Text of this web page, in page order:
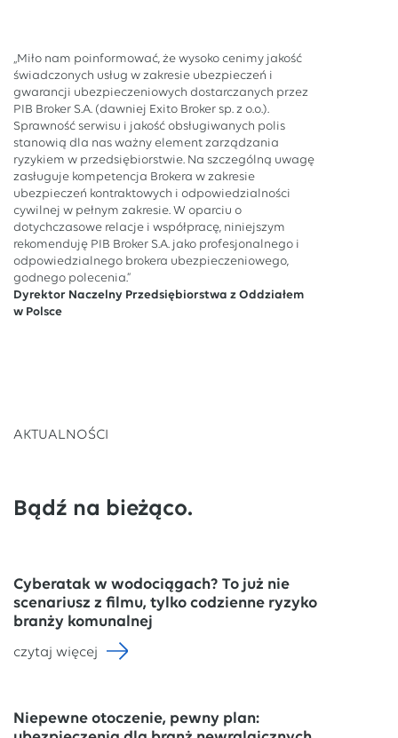
„Miło nam poinformować, że wysoko cenimy jakość
świadczonych usług w zakresie ubezpieczeń i
gwarancji ubezpieczeniowych dostarczanych przez
PIB Broker S.A. (dawniej Exito Broker sp. z o.o.).
Sprawność serwisu i jakość obsługiwanych polis
stanowią dla nas ważny element zarządzania
ryzykiem w przedsiębiorstwie. Na szczególną uwagę
zasługuje kompetencja Brokera w zakresie
ubezpieczeń kontraktowych i odpowiedzialności
cywilnej w pełnym zakresie. W oparciu o
dotychczasowe relacje i współpracę, niniejszym
rekomenduję PIB Broker S.A. jako profesjonalnego i
odpowiedzialnego brokera ubezpieczeniowego,
godnego polecenia.”
Dyrektor Naczelny Przedsiębiorstwa z Oddziałem
w Polsce
AKTUALNOŚCI
Bądź na bieżąco.
Cyberatak w wodociągach? To już nie
scenariusz z filmu, tylko codzienne ryzyko
branży komunalnej
czytaj więcej
Niepewne otoczenie, pewny plan: